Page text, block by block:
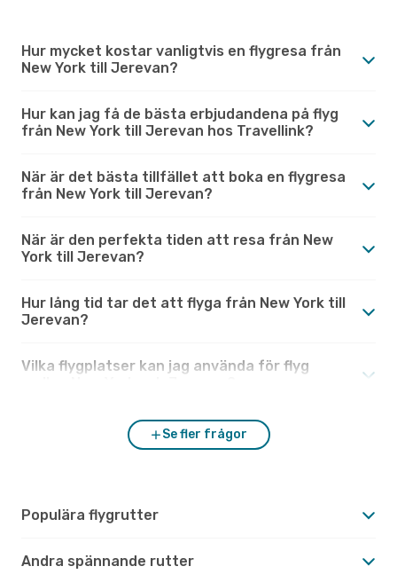
Hur mycket kostar vanligtvis en flygresa från
New York till Jerevan?
Hur kan jag få de bästa erbjudandena på flyg
från New York till Jerevan hos Travellink?
När är det bästa tillfället att boka en flygresa
från New York till Jerevan?
När är den perfekta tiden att resa från New
York till Jerevan?
Hur lång tid tar det att flyga från New York till
Jerevan?
Vilka flygplatser kan jag använda för flyg
Se fler frågor
Populära flygrutter
Andra spännande rutter